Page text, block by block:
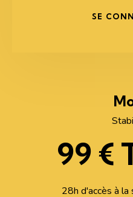
SE
99 €
28h d'accès à la